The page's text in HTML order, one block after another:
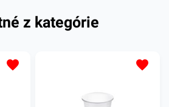
z kategórie